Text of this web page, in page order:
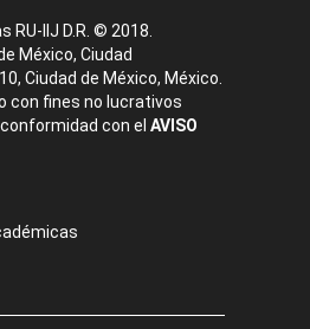
IIJ D.R. © 2018.
México, Ciudad
Ciudad de México, México.
con fines no lucrativos
con el AVISO